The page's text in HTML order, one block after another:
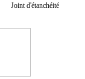
Joint d'étanchéité